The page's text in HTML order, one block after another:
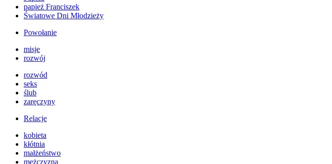
papież Franciszek
Światowe Dni Młodzieży
Powołanie
misje
rozwój
rozwód
seks
ślub
zaręczyny
Relacje
kobieta
kłótnia
małżeństwo
mężczyzna